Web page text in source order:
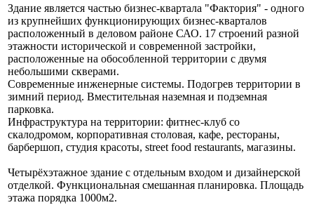
Здание является частью бизнес-квартала "Фактория" - одного
из крупнейших функционирующих бизнес-кварталов
расположенный в деловом районе САО. 17 строений разной
этажности исторической и современной застройки,
расположенные на обособленной территории с двумя
небольшими скверами.
Современные инженерные системы. Подогрев территории в
зимний период. Вместительная наземная и подземная
парковка.
Инфраструктура на территории: фитнес-клуб со
скалодромом, корпоративная столовая, кафе, рестораны,
барбершоп, студия красоты, street food restaurants, магазины.
Четырёхэтажное здание с отдельным входом и дизайнерской
отделкой. Функциональная смешанная планировка. Площадь
этажа порядка 1000м2.